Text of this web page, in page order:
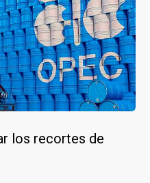
los recortes de